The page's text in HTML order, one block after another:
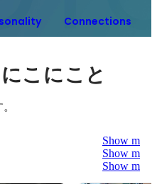
Connections
こにこと
Show more
Show more
Show more